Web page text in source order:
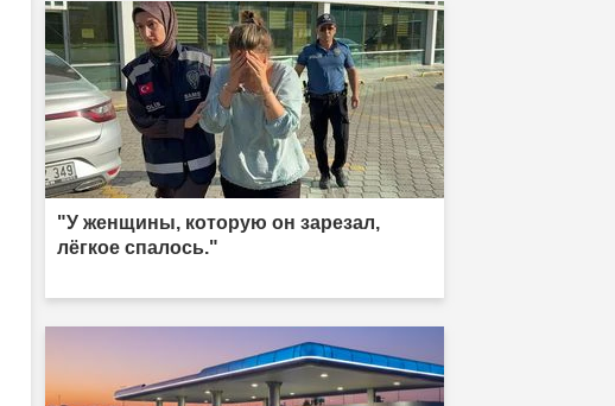
"У женщины, которую он зарезал,
лёгкое спалось."